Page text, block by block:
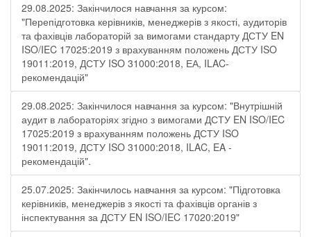
29.08.2025: Закінчилося навчання за курсом:
"Перепідготовка керівників, менеджерів з якості, аудиторів
та фахівців лабораторій за вимогами стандарту ДСТУ EN
ISO/IEC 17025:2019 з врахуванням положень ДСТУ ISO
19011:2019, ДСТУ ISO 31000:2018, ЕА, ILAC-
рекомендацій"
29.08.2025: Закінчилося навчання за курсом: "Внутрішній
аудит в лабораторіях згідно з вимогами ДСТУ EN ISO/IEC
17025:2019 з врахуванням положень ДСТУ ISO
19011:2019, ДСТУ ISO 31000:2018, ILAC, EA -
рекомендацій".
25.07.2025: Закінчилось навчання за курсом: "Підготовка
керівників, менеджерів з якості та фахівців органів з
інспектування за ДСТУ EN ISO/IEC 17020:2019"